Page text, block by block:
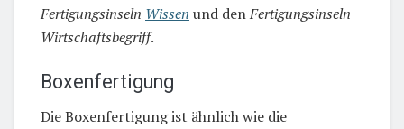
Fertigungsinseln Wissen und denFertigungsinseln
Wirtschaftsbegriff.
Boxenfertigung
Die Boxenfertigung ist ähnlich wie die